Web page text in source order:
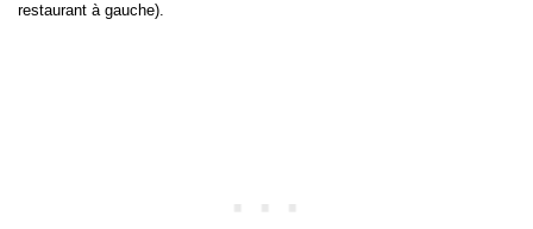
restaurant à gauche).